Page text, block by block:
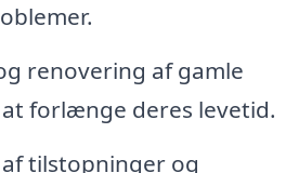
renovering af gamle
forlænge deres levetid.
tilstopninger og